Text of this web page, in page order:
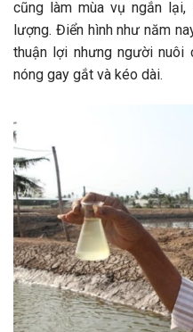
cũng làm mùa vụ ngắn
lượng. Điển hình như năm
thuận lợi nhưng người
nóng gay gắt và kéo dài.